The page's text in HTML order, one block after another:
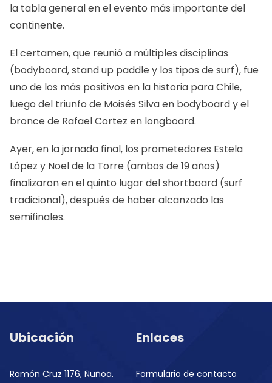
la tabla general en el evento más importante del
continente.
El certamen, que reunió a múltiples disciplinas
(bodyboard, stand up paddle y los tipos de surf), fue
uno de los más positivos en la historia para Chile,
luego del triunfo de Moisés Silva en bodyboard y el
bronce de Rafael Cortez en longboard.
Ayer, en la jornada final, los prometedores Estela
López y Noel de la Torre (ambos de 19 años)
finalizaron en el quinto lugar del shortboard (surf
tradicional), después de haber alcanzado las
semifinales.
Ubicación
Ramón Cruz 1176, Ñuñoa.
Enlaces
Formulario de contacto